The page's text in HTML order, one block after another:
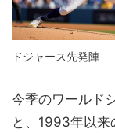
ドジャース先発陣
今季のワールド
と、1993年以来